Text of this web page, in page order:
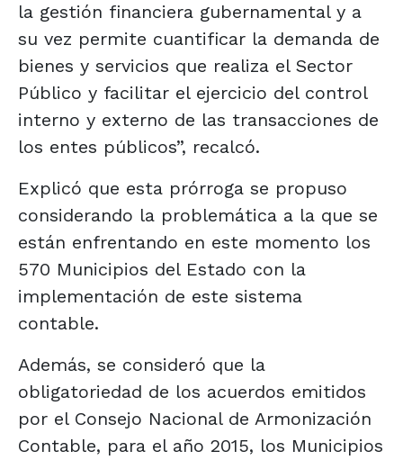
la gestión financiera gubernamental y a
su vez permite cuantificar la demanda de
bienes y servicios que realiza el Sector
Público y facilitar el ejercicio del control
interno y externo de las transacciones de
los entes públicos”, recalcó.
Explicó que esta prórroga se propuso
considerando la problemática a la que se
están enfrentando en este momento los
570 Municipios del Estado con la
implementación de este sistema
contable.
Además, se consideró que la
obligatoriedad de los acuerdos emitidos
por el Consejo Nacional de Armonización
Contable, para el año 2015, los Municipios